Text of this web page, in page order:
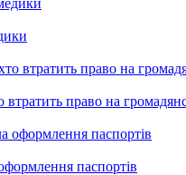
право на
паспортів